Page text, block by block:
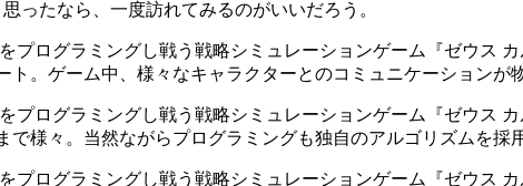
ったなら、一度訪れてみるのがいいだろう。
。ゲーム中、様々なキャラクターとのコミュニケーションが
様々。当然ながらプログラミングも独自のアルゴリズムを採